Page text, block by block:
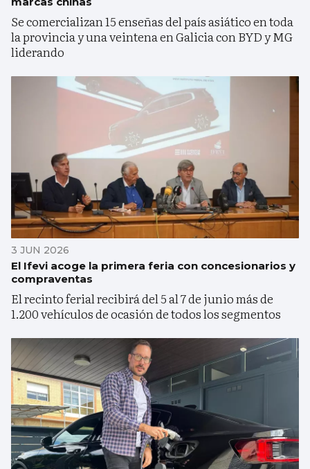
Se comercializan 15 enseñas del país asiático en toda
la provincia y una veintena en Galicia con BYD y MG
liderando
3 JUN 2026
El Ifevi acoge la primera feria con concesionarios y
compraventas
El recinto ferial recibirá del 5 al 7 de junio más de
1.200 vehículos de ocasión de todos los segmentos